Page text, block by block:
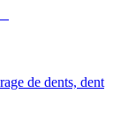
de dents, dent